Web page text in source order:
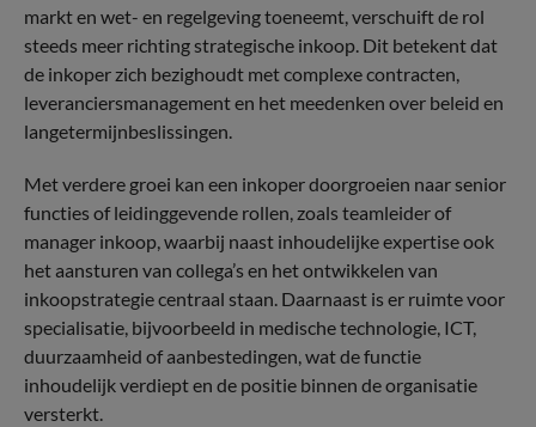
markt en wet- en regelgeving toeneemt, verschuift de rol
steeds meer richting strategische inkoop. Dit betekent dat
de inkoper zich bezighoudt met complexe contracten,
leveranciersmanagement en het meedenken over beleid en
langetermijnbeslissingen.
Met verdere groei kan een inkoper doorgroeien naar senior
functies of leidinggevende rollen, zoals teamleider of
manager inkoop, waarbij naast inhoudelijke expertise ook
het aansturen van collega’s en het ontwikkelen van
inkoopstrategie centraal staan. Daarnaast is er ruimte voor
specialisatie, bijvoorbeeld in medische technologie, ICT,
duurzaamheid of aanbestedingen, wat de functie
inhoudelijk verdiept en de positie binnen de organisatie
versterkt.